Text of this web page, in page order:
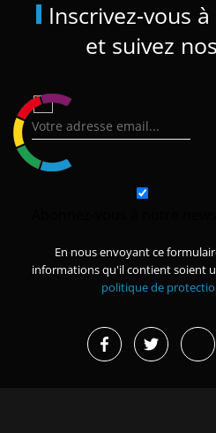
Inscrivez-vous à
et suivez nos
En nous envoyant ce
informations qu'il contient soient
politique de